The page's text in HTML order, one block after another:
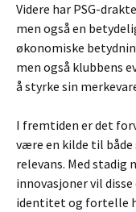
Videre har PSG-
men også en
økonomiske
men også klubbens
å styrke sin
I fremtiden er det
være en kilde til
relevans. Med stadig
innovasjoner vil
identitet og fortelle